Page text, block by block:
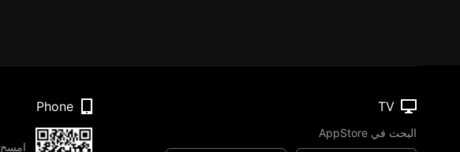
TV
البحث في AppStore
Phone
امسح